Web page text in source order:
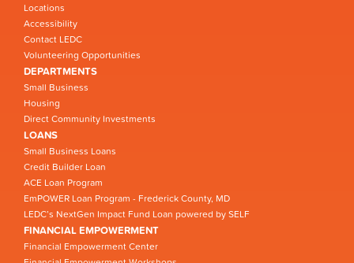
Locations
Accessibility
Contact LEDC
Volunteering Opportunities
DEPARTMENTS
Small Business
Housing
Direct Community Investments
LOANS
Small Business Loans
Credit Builder Loan
ACE Loan Program
EmPOWER Loan Program - Frederick County, MD
LEDC’s NextGen Impact Fund Loan powered by SELF
FINANCIAL EMPOWERMENT
Financial Empowerment Center